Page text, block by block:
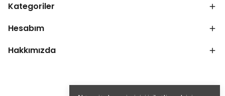
Kategoriler
Hesabım
Hakkımızda